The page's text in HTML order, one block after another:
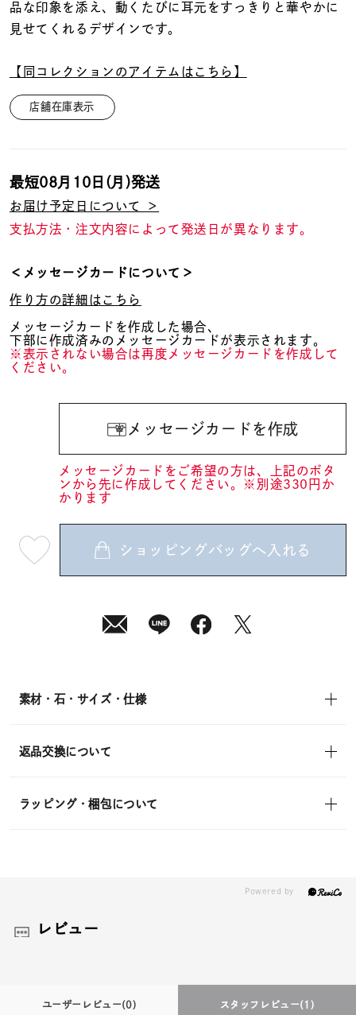
価格
品な印象を添え、動くたびに耳元をすっきりと華やかに
見せてくれるデザインです。
【同コレクションのアイテムはこちら】
店舗在庫表示
最短08月10日(月)発送
お届け予定日について ＞
支払方法・注文内容によって発送日が異なります。
＜メッセージカードについて＞
作り方の詳細はこちら
メッセージカードを作成した場合、
下部に作成済みのメッセージカードが表示されます。
※表示されない場合は再度メッセージカードを作成して
ください。
メッセージカードを作成
メッセージカードをご希望の方は、上記のボタ
ンから先に作成してください。※別途330円か
かります
08
ショッピングバッグへ入れる
素材・石・サイズ・仕様
返品交換について
ラッピング・梱包について
レビュー
ユーザーレビュー(0) スタッフレビュー(1)